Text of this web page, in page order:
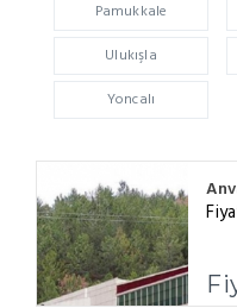
Pamukkale
Ulukışla
Yoncalı